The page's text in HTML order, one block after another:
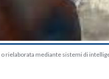
rielaborata mediante sistemi di